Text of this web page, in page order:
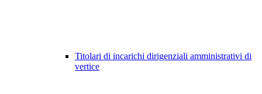
Titolari di incarichi dirigenziali amministrativi di
vertice